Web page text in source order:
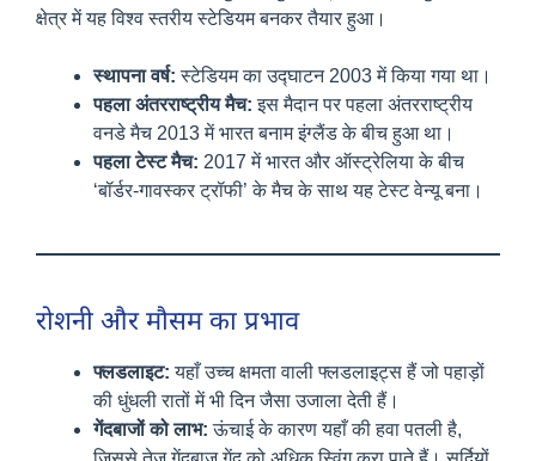
क्षेत्र में यह विश्व स्तरीय स्टेडियम बनकर तैयार हुआ।
स्थापना वर्ष: स्टेडियम का उद्घाटन 2003 में किया गया था।
पहला अंतरराष्ट्रीय मैच: इस मैदान पर पहला अंतरराष्ट्रीय
वनडे मैच 2013 में भारत बनाम इंग्लैंड के बीच हुआ था।
पहला टेस्ट मैच: 2017 में भारत और ऑस्ट्रेलिया के बीच
‘बॉर्डर-गावस्कर ट्रॉफी’ के मैच के साथ यह टेस्ट वेन्यू बना।
रोशनी और मौसम का प्रभाव
फ्लडलाइट: यहाँ उच्च क्षमता वाली फ्लडलाइट्स हैं जो पहाड़ों
की धुंधली रातों में भी दिन जैसा उजाला देती हैं।
गेंदबाजों को लाभ: ऊंचाई के कारण यहाँ की हवा पतली है,